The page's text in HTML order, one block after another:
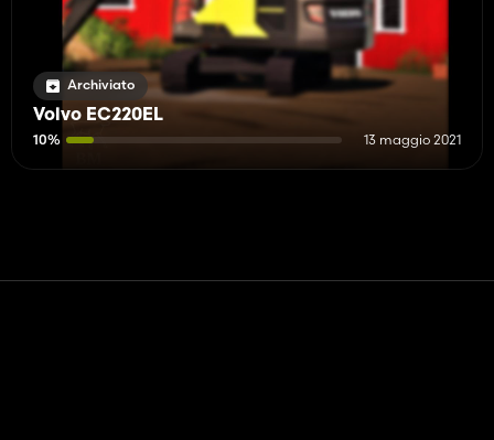
Archiviato
Volvo EC220EL
10% 13 maggio 2021